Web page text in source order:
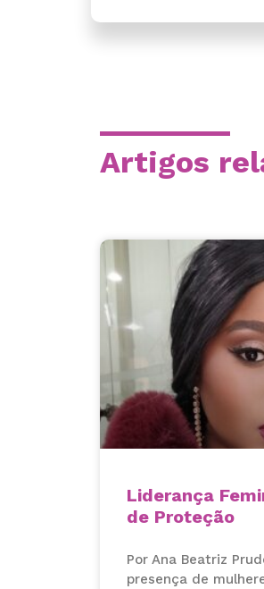
Artigos
Liderança
de Proteção
Por Ana Beatriz
presença de